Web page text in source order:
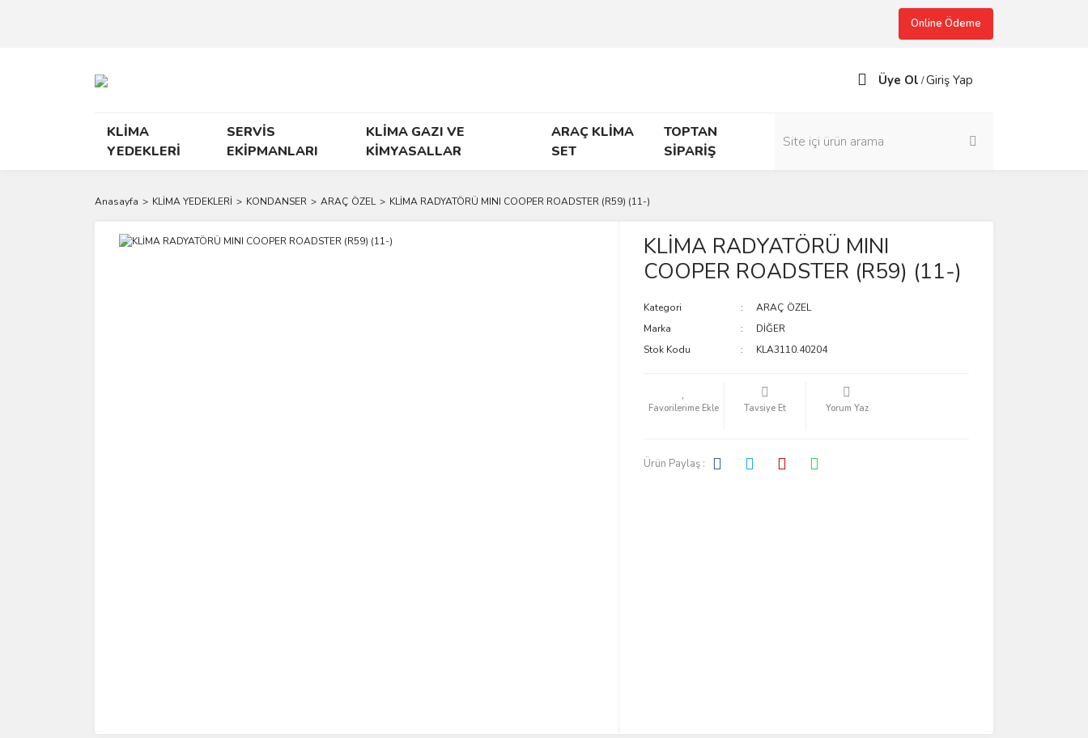
Online Ödeme
Üye Ol /Giriş Yap
KLİMA
YEDEKLERİ
SERVİS
EKİPMANLARI
KLİMA GAZI VE
KİMYASALLAR
ARAÇ KLİMA
SET
TOPTAN
SİPARİŞ
Anasayfa KLİMA YEDEKLERİ KONDANSER ARAÇ ÖZEL KLİMA RADYATÖRÜ MINI COOPER ROADSTER (R59) (11-)
KLİMA RADYATÖRÜ MINI
COOPER ROADSTER (R59) (11-)
Kategori
ARAÇ ÖZEL
Marka
DİĞER
Stok Kodu
KLA3110.40204
Tavsiye Et Yorum Yaz
Ürün Paylaş :